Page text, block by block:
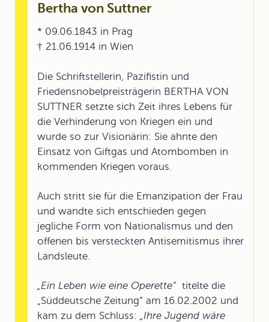
Bertha von Suttner
* 09.06.1843 in Prag
† 21.06.1914 in Wien
Die Schriftstellerin, Pazifistin und
Friedensnobelpreisträgerin BERTHA VON
SUTTNER setzte sich Zeit ihres Lebens für
die Verhinderung von Kriegen ein und
wurde so zur Visionärin: Sie ahnte den
Einsatz von Giftgas und Atombomben in
kommenden Kriegen voraus.
Auch stritt sie für die Emanzipation der Frau
und wandte sich entschieden gegen
jegliche Form von Nationalismus und den
offenen bis versteckten Antisemitismus ihrer
Landsleute.
„Ein Leben wie eine Operette“ titelte die
„Süddeutsche Zeitung“ am 16.02.2002 und
kam zu dem Schluss: „Ihre Jugend wäre